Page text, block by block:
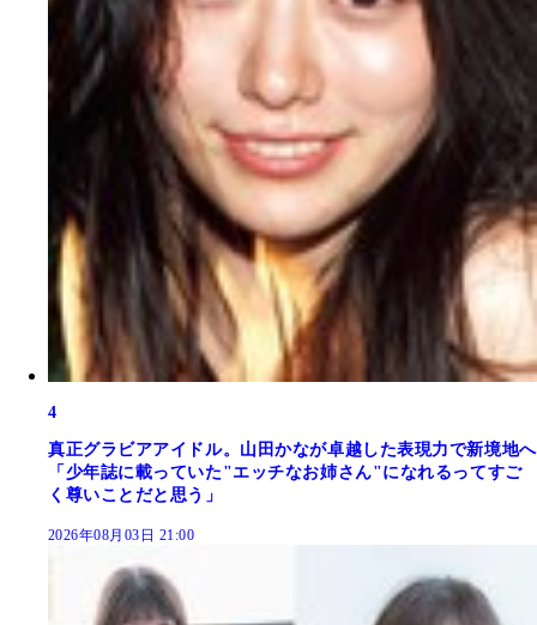
4
真正グラビアアイドル。山田かなが卓越した表現力で新境地へ
「少年誌に載っていた"エッチなお姉さん"になれるってすご
く尊いことだと思う」
2026年08月03日 21:00